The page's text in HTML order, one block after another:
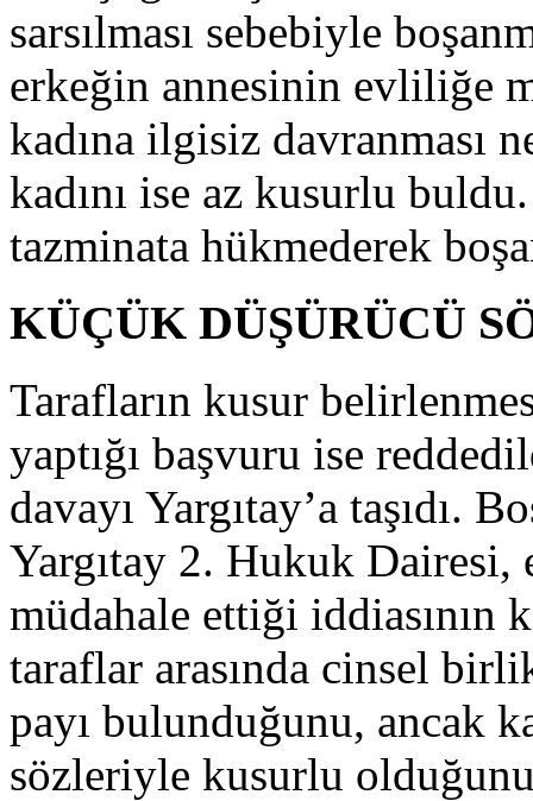
sarsılması sebebiyle
erkeğin annesinin evliliğe
kadına ilgisiz davranması
kadını ise az kusurlu
tazminata hükmederek
KÜÇÜK DÜŞÜRÜCÜ
Tarafların kusur
yaptığı başvuru ise
davayı Yargıtay’a taşıdı.
Yargıtay 2. Hukuk
müdahale ettiği iddiasının
taraflar arasında cinsel
payı bulunduğunu, ancak
sözleriyle kusurlu